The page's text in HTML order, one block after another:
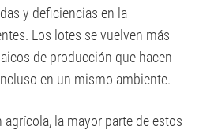
y deficiencias en la
Los lotes se vuelven más
de producción que hacen
en un mismo ambiente.
la mayor parte de estos